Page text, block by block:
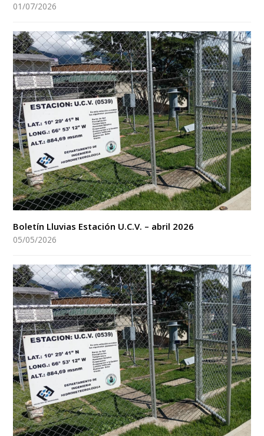
01/07/2026
Boletín Lluvias Estación U.C.V. – abril 2026
05/05/2026